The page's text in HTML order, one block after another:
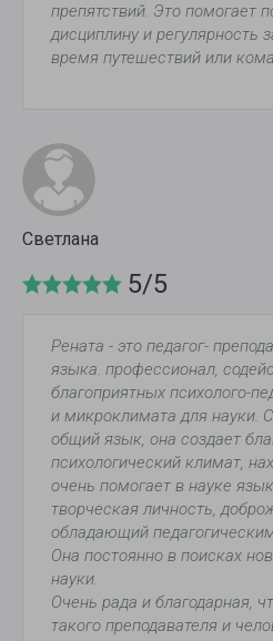
препятствий. Это помогает
дисциплину и регулярность
время путешествий или
Светлана
5/5
Рената - это педагог-
языка. профессионал,
благоприятных психолого-
и микроклимата для науки.
общий язык, она создает
психологический климат,
очень помогает в науке
творческая личность,
обладающий
Она постоянно в поисках
науки.
Очень рада и благодарная,
такого преподавателя и